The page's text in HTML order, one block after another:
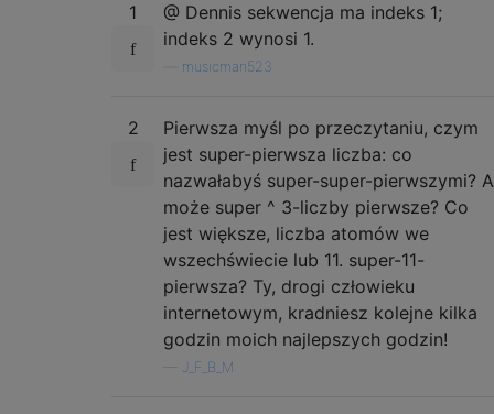
1
@ Dennis sekwencja ma indeks 1;
indeks 2 wynosi 1.
musicman523
2
Pierwsza myśl po przeczytaniu, czym
jest super-pierwsza liczba: co
nazwałabyś super-super-pierwszymi? A
może super ^ 3-liczby pierwsze? Co
jest większe, liczba atomów we
wszechświecie lub 11. super-11-
pierwsza? Ty, drogi człowieku
internetowym, kradniesz kolejne kilka
godzin moich najlepszych godzin!
J_F_B_M